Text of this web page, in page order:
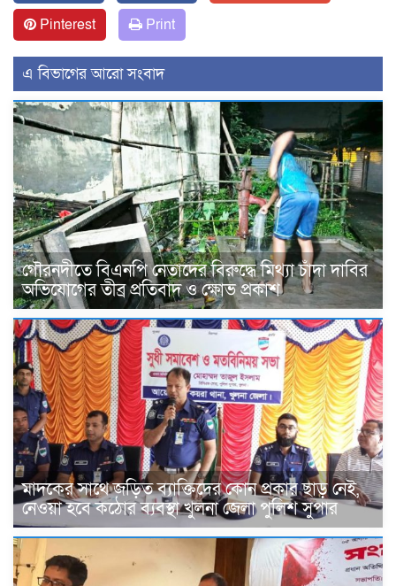
Pinterest
Print
এ বিভাগের আরো সংবাদ
গৌরনদীতে বিএনপি নেতাদের বিরুদ্ধে মিথ্যা চাঁদা দাবির
অভিযোগের তীব্র প্রতিবাদ ও ক্ষোভ প্রকাশ
মাদকের সাথে জড়িত ব্যাক্তিদের কোন প্রকার ছাড় নেই,
নেওয়া হবে কঠোর ব্যবস্থা খুলনা জেলা পুলিশ সুপার